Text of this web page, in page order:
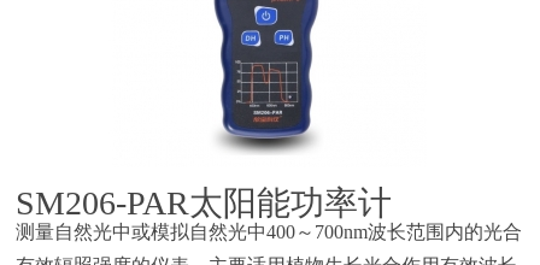
SM206-PAR太阳能功率计
测量自然光中或模拟自然光中400～700nm波长范围内的光合